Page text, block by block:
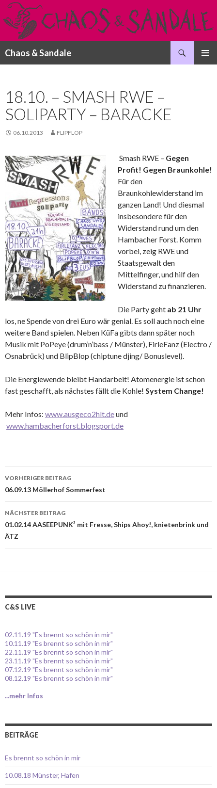
Chaos & Sandale
18.10. – SMASH RWE –
SOLIPARTY – BARACKE
06.10.2013 FLIPFLOP
Smash RWE – Gegen
Profit! Gegen Braunkohle!
Für den
Braunkohlewiderstand im
ganzen Land! Und diesmal
insbesondere für den
Widerstand rund um den
Hambacher Forst. Komm
vorbei, zeig RWE und
Staatsgewalt den
Mittelfinger, und hilf den
Widerstand zu finanzieren.
Die Party geht ab 21 Uhr
los, ne Spende von drei Euro wär genial. Es soll auch noch eine
weitere Band spielen. Neben KüFa gibts dann später noch
Musik mit PoPeye (drum’n’bass / Münster), FirleFanz (Electro /
Osnabrück) und BlipBlop (chiptune djing/ Bonuslevel).
Die Energiewende bleibt Handarbeit! Atomenergie ist schon
fast geschafft, als nächstes fällt die Kohle! System Change!
Mehr Infos: www.ausgeco2hlt.deund
www.hambacherforst.blogsport.de
Beitrags-
Navigation
VORHERIGER BEITRAG
06.09.13 Möllerhof Sommerfest
NÄCHSTER BEITRAG
01.02.14 AASEEPUNK² mit Fresse, Ships Ahoy!, knietenbrink und
ÄTZ
C&S LIVE
02.11.19 "Es brennt so schön in mir"
10.11.19 "Es brennt so schön in mir"
22.11.19 "Es brennt so schön in mir"
23.11.19 "Es brennt so schön in mir"
07.12.19 "Es brennt so schön in mir"
08.12.19 "Es brennt so schön in mir"
...mehr Infos
BEITRÄGE
Es brennt so schön in mir
10.08.18 Münster, Hafen